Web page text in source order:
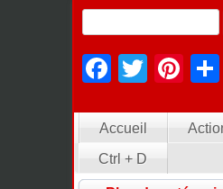
Facebook
Twitter
Accueil
Ctrl + D